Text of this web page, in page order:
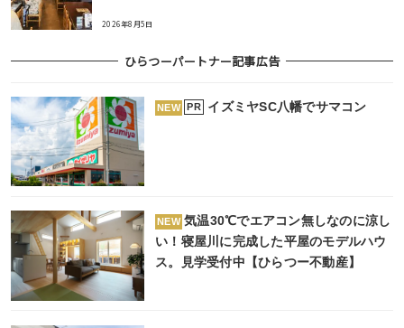
2026年8月5日
ひらつーパートナー記事広告
NEW PR イズミヤSC八幡でサマコン
NEW 気温30℃でエアコン無しなのに涼し
い！寝屋川に完成した平屋のモデルハウ
ス。見学受付中【ひらつー不動産】